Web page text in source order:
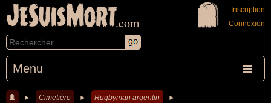
JeSuisMort.com
Menu
Inscription
Connexion
► Cimetière ► Rugbyman argentin ►